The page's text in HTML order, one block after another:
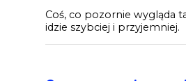
Coś, co pozornie wygląda
idzie szybciej i przyjemniej.